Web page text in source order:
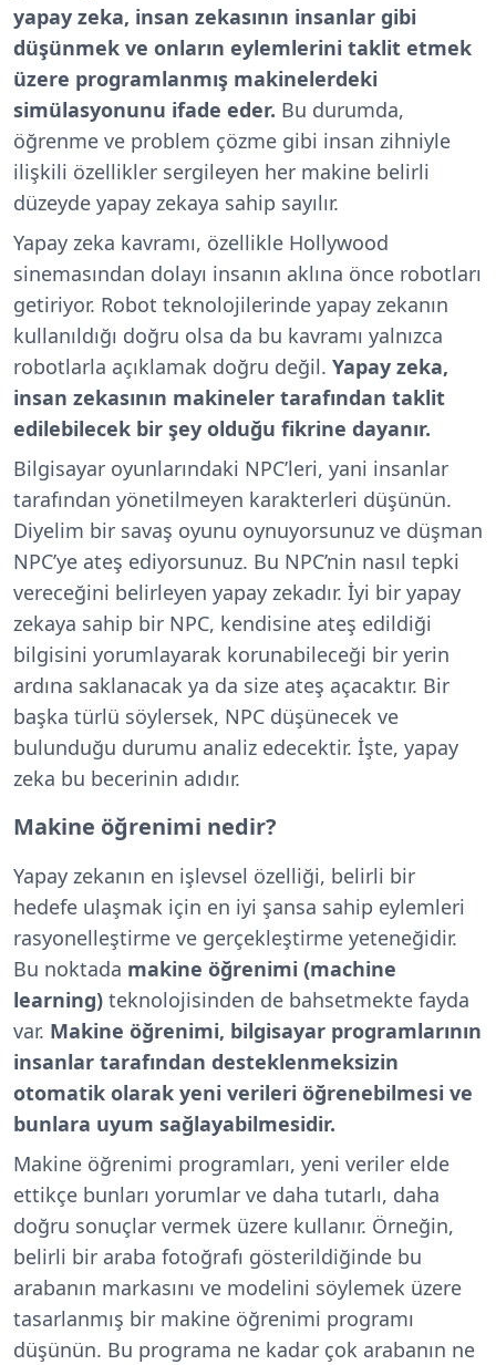
yapay zeka, insan zekasının insanlar gibi
düşünmek ve onların eylemlerini taklit etmek
üzere programlanmış makinelerdeki
simülasyonunu ifade eder. Bu durumda,
öğrenme ve problem çözme gibi insan zihniyle
ilişkili özellikler sergileyen her makine belirli
düzeyde yapay zekaya sahip sayılır.
Yapay zeka kavramı, özellikle Hollywood
sinemasından dolayı insanın aklına önce robotları
getiriyor. Robot teknolojilerinde yapay zekanın
kullanıldığı doğru olsa da bu kavramı yalnızca
robotlarla açıklamak doğru değil. Yapay zeka,
insan zekasının makineler tarafından taklit
edilebilecek bir şey olduğu fikrine dayanır.
Bilgisayar oyunlarındaki NPC’leri, yani insanlar
tarafından yönetilmeyen karakterleri düşünün.
Diyelim bir savaş oyunu oynuyorsunuz ve düşman
NPC’ye ateş ediyorsunuz. Bu NPC’nin nasıl tepki
vereceğini belirleyen yapay zekadır. İyi bir yapay
zekaya sahip bir NPC, kendisine ateş edildiği
bilgisini yorumlayarak korunabileceği bir yerin
ardına saklanacak ya da size ateş açacaktır. Bir
başka türlü söylersek, NPC düşünecek ve
bulunduğu durumu analiz edecektir. İşte, yapay
zeka bu becerinin adıdır.
Makine öğrenimi nedir?
Yapay zekanın en işlevsel özelliği, belirli bir
hedefe ulaşmak için en iyi şansa sahip eylemleri
rasyonelleştirme ve gerçekleştirme yeteneğidir.
Bu noktada makine öğrenimi (machine
learning) teknolojisinden de bahsetmekte fayda
var. Makine öğrenimi, bilgisayar programlarının
insanlar tarafından desteklenmeksizin
otomatik olarak yeni verileri öğrenebilmesi ve
bunlara uyum sağlayabilmesidir.
Makine öğrenimi programları, yeni veriler elde
ettikçe bunları yorumlar ve daha tutarlı, daha
doğru sonuçlar vermek üzere kullanır. Örneğin,
belirli bir araba fotoğrafı gösterildiğinde bu
arabanın markasını ve modelini söylemek üzere
tasarlanmış bir makine öğrenimi programı
düşünün. Bu programa ne kadar çok arabanın ne